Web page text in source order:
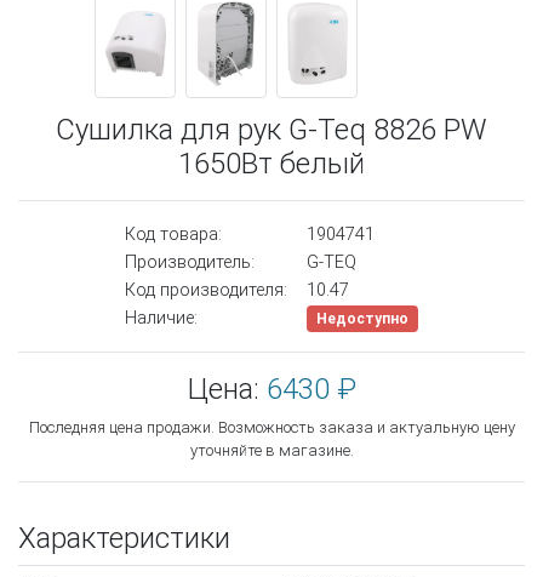
Сушилка для рук G-Teq 8826 PW
1650Вт белый
Код товара:
1904741
Производитель:
G-TEQ
Код производителя:
10.47
Наличие:
Недоступно
Цена: 6430 ₽
Последняя цена продажи. Возможность заказа и актуальную цену
уточняйте в магазине.
Характеристики